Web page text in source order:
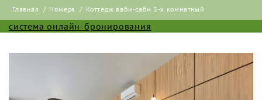
Главная Номера Коттедж ваби-саби 3-х комнатный
система онлайн-бронирования